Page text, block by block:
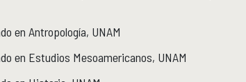
en Antropología, UNAM
en Estudios Mesoamericanos, UNAM